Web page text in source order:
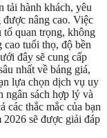
tải hành khách, yêu
nâng cao. Việc
tố quan trọng, không
cao tuổi thọ, độ bền
đây sẽ cung cấp
nhất về bảng giá,
lựa chọn dịch vụ uy
sách hợp lý và
các thắc mắc của bạn
sẽ được giải đáp